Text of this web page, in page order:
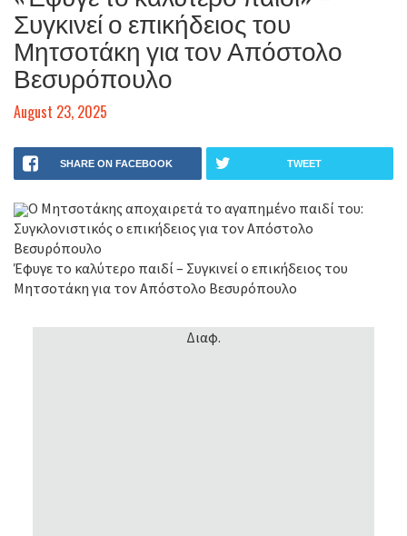
Συγκινεί ο επικήδειος του
Μητσοτάκη για τον Απόστολο
Βεσυρόπουλο
August 23, 2025
SHARE ON FACEBOOK TWEET
Ο Μητσοτάκης αποχαιρετά το αγαπημένο παιδί του:
Συγκλονιστικός ο επικήδειος για τον Απόστολο
Βεσυρόπουλο
Έφυγε το καλύτερο παιδί – Συγκινεί ο επικήδειος του
Μητσοτάκη για τον Απόστολο Βεσυρόπουλο
Διαφ.